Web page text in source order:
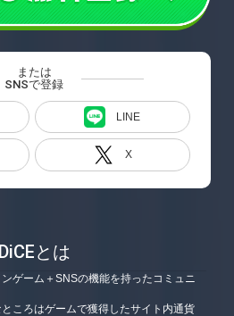
または
SNSで登録
LINE
X
DiCEとは
ゲーム＋SNSの機能を持ったコミュニ
ころはゲームで獲得したサイト内通貨